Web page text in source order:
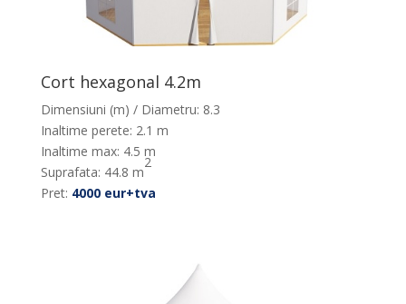
Cort hexagonal 4.2m
Dimensiuni (m) / Diametru: 8.3
Inaltime perete: 2.1 m
Inaltime max: 4.5 m
Suprafata: 44.8 m
2
Pret: 4000 eur+tva